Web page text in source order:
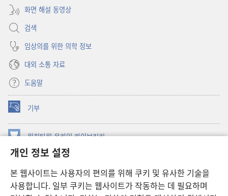
개인 정보 설정
본 웹사이트는 사용자의 편의를 위해 쿠키 및 유사한 기술을
사용합니다. 일부 쿠키는 웹사이트가 작동하는 데 필요하며
화면 해설 동영상
검색
임상의를 위한 의학 정보
대외 소통 자료
도움말
기부
(새로운
창
열기) 워치타워 온라인 라이브러리
창
JW Hub ®
창
열기) JW 라이브러리